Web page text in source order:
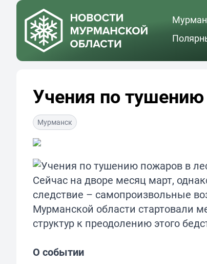
Учения по
Мурманск
Сейчас на дворе месяц март,
следствие – самопроизвольные
Мурманской области стартовали
структур к преодолению этого
О событии